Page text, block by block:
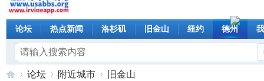
论坛 热点新闻 洛杉矶 旧金山 纽约 德州
论坛 附近城市 旧金山